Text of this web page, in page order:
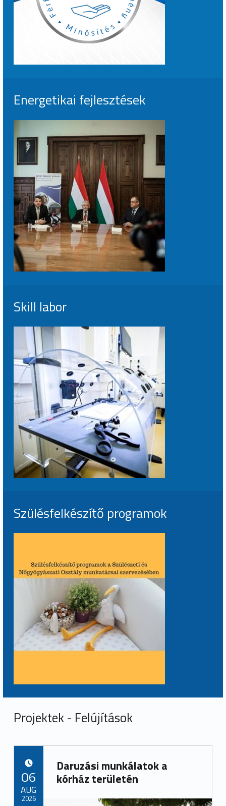
Energetikai fejlesztések
Skill labor
Szülésfelkészítő programok
Projektek - Felújítások
Daruzási munkálatok a
kórház területén
06
AUG
2026